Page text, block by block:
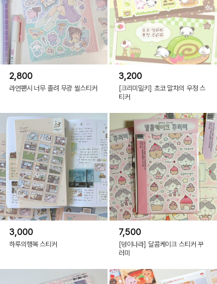
2,800
라연팬시 너무 졸려 무광 씰스티커
3,200
[크리미밀키] 초코 말차의 우정 스
티커
3,000
하루의행복 스티커
7,500
[덩이나라] 달콤케이크 스티커 꾸
러미